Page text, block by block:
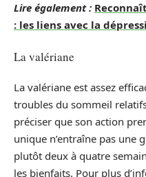
Lire également :
: les liens avec la
La valériane
La valériane est assez
troubles du sommeil
préciser que son action
unique n’entraîne pas une
plutôt deux à quatre
les bienfaits. Pour plus